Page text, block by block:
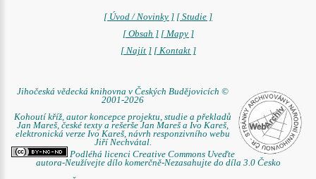
[ Úvod / Novinky ] [ Studie ]
[ Obsah ] [ Mapy ]
[ Najít ] [ Kontakt ]
Jihočeská vědecká knihovna v Českých Budějovicích ©
2001-2026
Kohoutí kříž, autor koncepce projektu, studie a překladů
Jan Mareš, české texty a rešerše Jan Mareš a Ivo Kareš,
elektronická verze Ivo Kareš, návrh responzivního webu
Jiří Nechvátal.
Podléhá licenci Creative Commons Uveďte
autora-Neužívejte dílo komerčně-Nezasahujte do díla 3.0 Česko